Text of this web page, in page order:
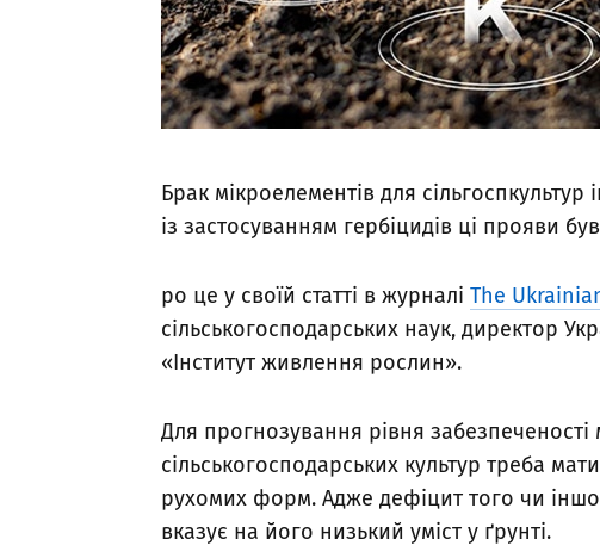
Брак мікроелементів для
із застосуванням гербіцидів ці прояви
ро це у своїй статті в журналі The
сільськогосподарських наук, директор
«Інститут живлення рослин».
Для прогнозування рівня
сільськогосподарських культур треба
рухомих форм. Адже дефіцит того чи
вказує на його низький уміст у ґрунті.